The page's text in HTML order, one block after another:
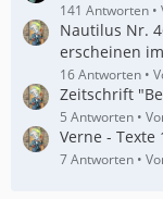
141 Antworten
Nautilus Nr.
erscheinen
16 Antworten
Zeitschrift
5 Antworten
Verne - Texte
7 Antworten